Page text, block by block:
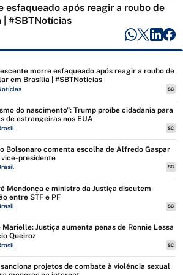
esfaqueado após reagir a roubo de
| #SBTNotícias
morre esfaqueado após reagir a roubo de
em Brasília | #SBTNotícias
SC
do nascimento": Trump proíbe cidadania para
de estrangeiras nos EUA
SC
Bolsonaro comenta escolha de Alfredo Gaspar
vice-presidente
SC
Mendonça e ministro da Justiça discutem
entre STF e PF
SC
Marielle: Justiça aumenta penas de Ronnie Lessa
Queiroz
SC
projetos de combate à violência sexual